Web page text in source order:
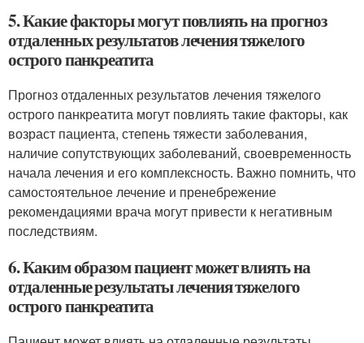
5. Какие факторы могут повлиять на прогноз
отдаленных результатов лечения тяжелого
острого панкреатита
Прогноз отдаленных результатов лечения тяжелого
острого панкреатита могут повлиять такие факторы, как
возраст пациента, степень тяжести заболевания,
наличие сопутствующих заболеваний, своевременность
начала лечения и его комплексность. Важно помнить, что
самостоятельное лечение и пренебрежение
рекомендациями врача могут привести к негативным
последствиям.
6. Каким образом пациент может влиять на
отдаленные результаты лечения тяжелого
острого панкреатита